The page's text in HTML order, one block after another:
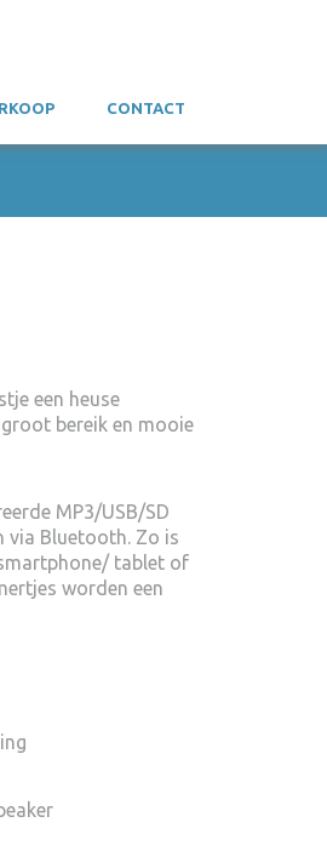
CONTACT
een heuse
bereik en mooie
MP3/USB/SD
via Bluetooth. Zo is
tablet of
worden een